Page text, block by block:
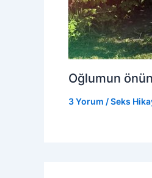
Oğlumun
3 Yorum /Seks